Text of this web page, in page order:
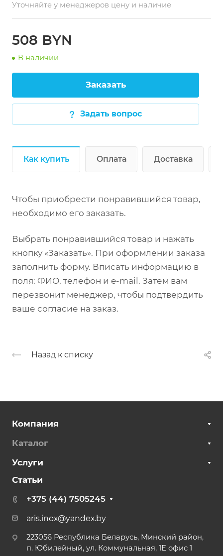
Уточняйте у менеджеров цену и наличие
508 BYN
В наличии
Заказать
Задать вопрос
Как купить Оплата Доставка
Чтобы приобрести понравившийся товар,
необходимо его заказать.
Выбрать понравившийся товар и нажать
кнопку «Заказать». При оформлении заказа
заполнить форму. Вписать информацию в
поля: ФИО, телефон и e-mail. Затем вам
перезвонит менеджер, чтобы подтвердить
ваше согласие на заказ.
Назад к списку
Компания
Каталог
Услуги
Статьи
+375 (44) 7505245
aris.inox@yandex.by
223056 Республика Беларусь, Минский район,
п. Юбилейный, ул. Коммунальная, 1Е офис 1